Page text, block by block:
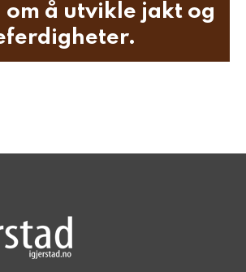
om å utvikle jakt og